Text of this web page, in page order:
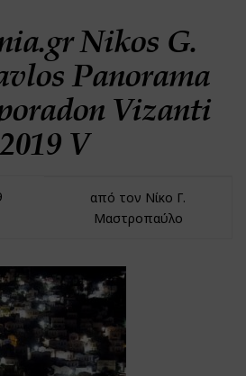
Nikos G.
Panorama
Vizanti
2019 V
από τον Νίκο Γ.
Μαστροπαύλο